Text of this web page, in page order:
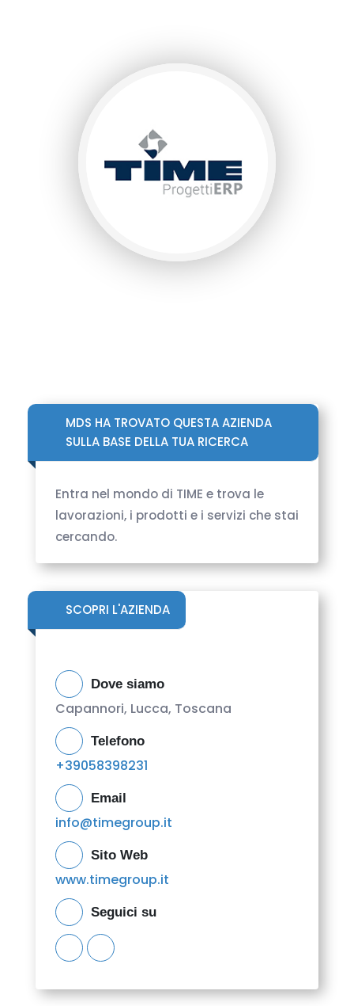
MDS HA TROVATO QUESTA AZIENDA
SULLA BASE DELLA TUA RICERCA
Entra nel mondo di TIME e trova le
lavorazioni, i prodotti e i servizi che stai
cercando.
SCOPRI L'AZIENDA
Dove siamo
Capannori, Lucca, Toscana
Telefono
+39058398231
Email
info@timegroup.it
Sito Web
www.timegroup.it
Seguici su